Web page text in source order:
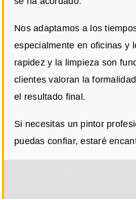
Nos adaptamos a los
especialmente en oficinas y
rapidez y la limpieza son
clientes valoran la
el resultado final.
Si necesitas un pintor
puedas confiar, estaré